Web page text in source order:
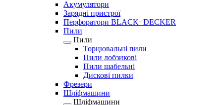
Акумулятори
Зарядні пристрої
Перфоратори BLACK+DECKER
Пили
Пили
Торцювальні пили
Пили лобзикові
Пили шабельні
Дискові пилки
Фрезери
Шліфмашини
Шліфмашини